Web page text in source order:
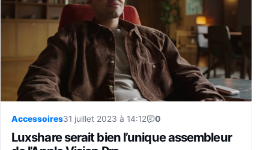
Accessoires31 juillet 2023 à 14:12 0
Luxshare serait bien l’unique assembleur